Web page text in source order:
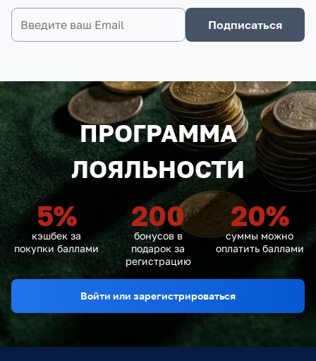
Подписаться
ПРОГРАММА
ЛОЯЛЬНОСТИ
5%
кэшбек за
покупки баллами
200
бонусов в
подарок за
регистрацию
20%
суммы можно
оплатить баллами
Войти или зарегистрироваться